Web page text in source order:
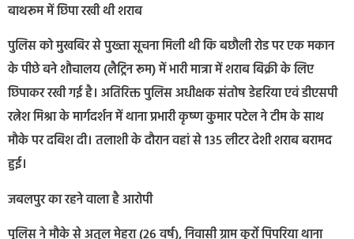
बाथरूम में छिपा रखी थी शराब
पुलिस को मुखबिर से पुख्ता सूचना मिली थी कि बछौली रोड पर एक मकान
के पीछे बने शौचालय (लैट्रिन रूम) में भारी मात्रा में शराब बिक्री के लिए
छिपाकर रखी गई है। अतिरिक्त पुलिस अधीक्षक संतोष डेहरिया एवं डीएसपी
रत्नेश मिश्रा के मार्गदर्शन में थाना प्रभारी कृष्ण कुमार पटेल ने टीम के साथ
मौके पर दबिश दी। तलाशी के दौरान वहां से 135 लीटर देशी शराब बरामद
हुई।
जबलपुर का रहने वाला है आरोपी